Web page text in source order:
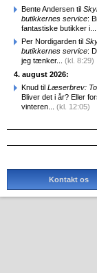
Bente Andersen til
butikkernes service:
fantastiske butikker i...
Per Nordigarden til
butikkernes service:
jeg tænker... (kl. 8:29)
4. august 2026:
Knud til Læserbrev:
Bliver det i år? Eller
vinteren... (kl. 12:05)
Kontakt os